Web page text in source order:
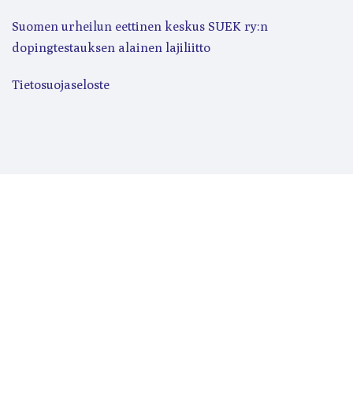
Suomen urheilun eettinen keskus SUEK ry:n
dopingtestauksen alainen lajiliitto
Tietosuojaseloste